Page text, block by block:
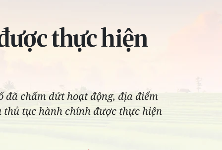
thực hiện
đã chấm dứt hoạt động, địa điểm
thủ tục hành chính được thực hiện